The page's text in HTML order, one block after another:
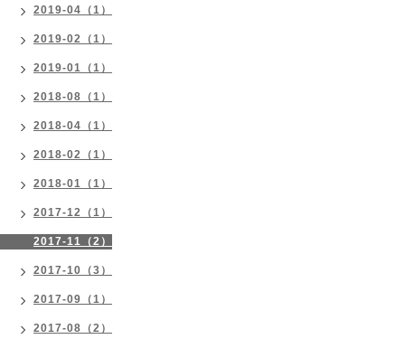
2019-04（1）
2019-02（1）
2019-01（1）
2018-08（1）
2018-04（1）
2018-02（1）
2018-01（1）
2017-12（1）
2017-11（2）
2017-10（3）
2017-09（1）
2017-08（2）